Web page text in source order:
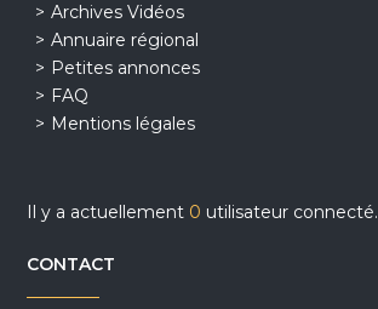
Archives Vidéos
Annuaire régional
Petites annonces
FAQ
Mentions légales
Il y a actuellement 0 utilisateur connecté.
CONTACT